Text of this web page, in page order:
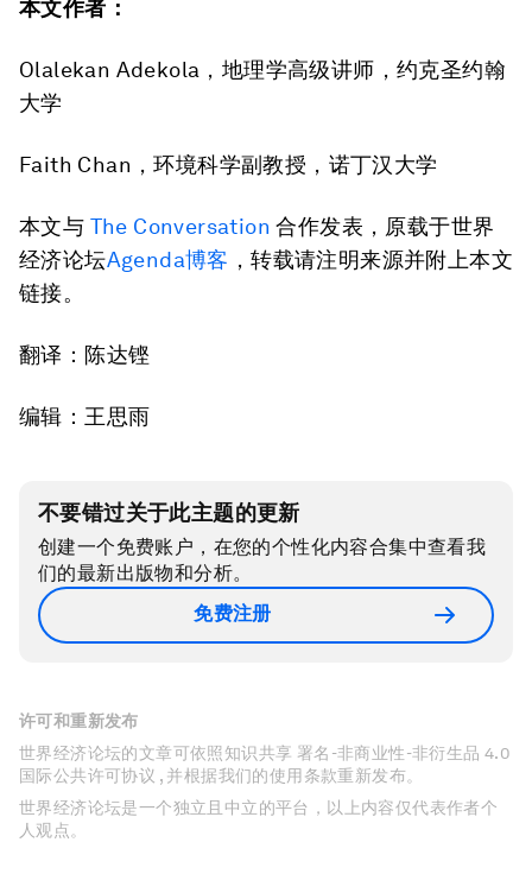
本文作者：
Olalekan Adekola，地理学高级讲师，约克圣约翰
大学
Faith Chan，环境科学副教授，诺丁汉大学
本文与 The Conversation 合作发表，原载于世界
经济论坛Agenda博客 ，转载请注明来源并附上本文
链接。
翻译：陈达铿
编辑：王思雨
不要错过关于此主题的更新
创建一个免费账户，在您的个性化内容合集中查看我
们的最新出版物和分析。
免费注册
许可和重新发布
世界经济论坛的文章可依照知识共享 署名-非商业性-非衍生品 4.0
国际公共许可协议 , 并根据我们的使用条款重新发布。
世界经济论坛是一个独立且中立的平台，以上内容仅代表作者个
人观点。